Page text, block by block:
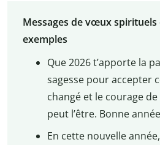
Messages de vœux
exemples
Que 2026 t’apporte la
sagesse pour accepter
changé et le courage
peut l’être. Bonne
En cette nouvelle